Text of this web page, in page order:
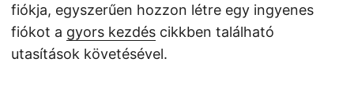
fiókja, egyszerűen hozzon létre egy ingyenes
fiókot a gyors kezdés cikkben található
utasítások követésével.